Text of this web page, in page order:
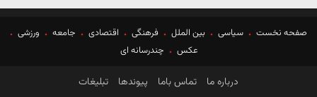
صفحه نخست سیاسی بین الملل فرهنگی اقتصادی جامعه
ورزشی
عکس
چندرسانه ای
درباره ما تماس باما پیوندها تبلیغات